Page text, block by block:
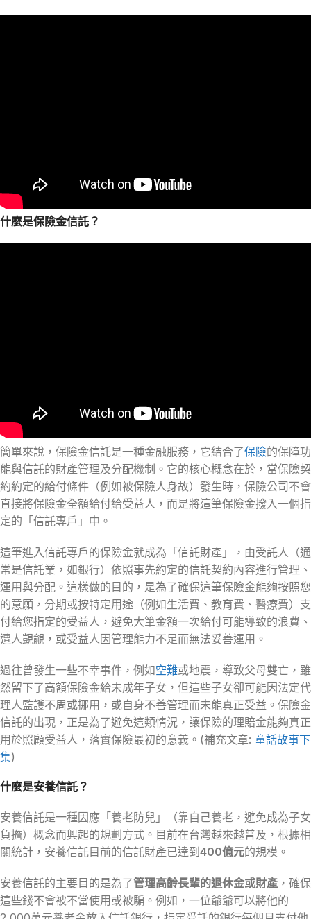
什麼是保險金信託？
簡單來說，保險金信託是一種金融服務，它結合了保險的保障功
能與信託的財產管理及分配機制。它的核心概念在於，當保險契
約約定的給付條件（例如被保險人身故）發生時，保險公司不會
直接將保險金全額給付給受益人，而是將這筆保險金撥入一個指
定的「信託專戶」中。
這筆進入信託專戶的保險金就成為「信託財產」，由受託人（通
常是信託業，如銀行）依照事先約定的信託契約內容進行管理、
運用與分配。這樣做的目的，是為了確保這筆保險金能夠按照您
的意願，分期或按特定用途（例如生活費、教育費、醫療費）支
付給您指定的受益人，避免大筆金額一次給付可能導致的浪費、
遭人覬覦，或受益人因管理能力不足而無法妥善運用。
過往曾發生一些不幸事件，例如空難或地震，導致父母雙亡，雖
然留下了高額保險金給未成年子女，但這些子女卻可能因法定代
理人監護不周或挪用，或自身不善管理而未能真正受益。保險金
信託的出現，正是為了避免這類情況，讓保險的理賠金能夠真正
用於照顧受益人，落實保險最初的意義。(補充文章: 童話故事下
集)
什麼是安養信託？
安養信託是一種因應「養老防兒」（靠自己養老，避免成為子女
負擔）概念而興起的規劃方式。目前在台灣越來越普及，根據相
關統計，安養信託目前的信託財產已達到400億元的規模。
安養信託的主要目的是為了管理高齡長輩的退休金或財產 ，確保
這些錢不會被不當使用或被騙。例如，一位爺爺可以將他的